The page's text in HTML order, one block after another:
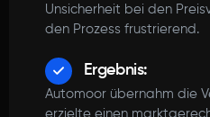
Unsicherheit bei den
den Prozess frustrierend.
Ergebnis:
Automoor übernahm die
erzielte einen